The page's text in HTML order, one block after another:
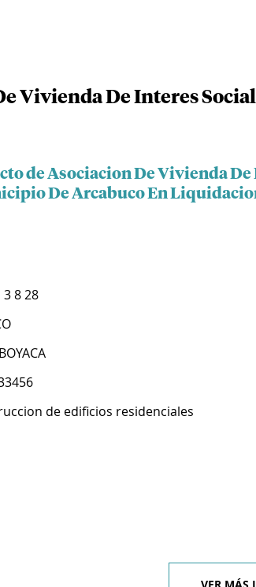
Vivienda De Interes
de Asociacion De Vivienda
De Arcabuco En
3 8 28
BOYACA
de edificios residenciales